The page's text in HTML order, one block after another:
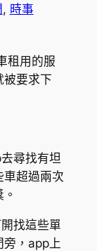
, 時事
租用的服
被要求下
尋找有坦
車超過兩次
找這些單
旁，app上